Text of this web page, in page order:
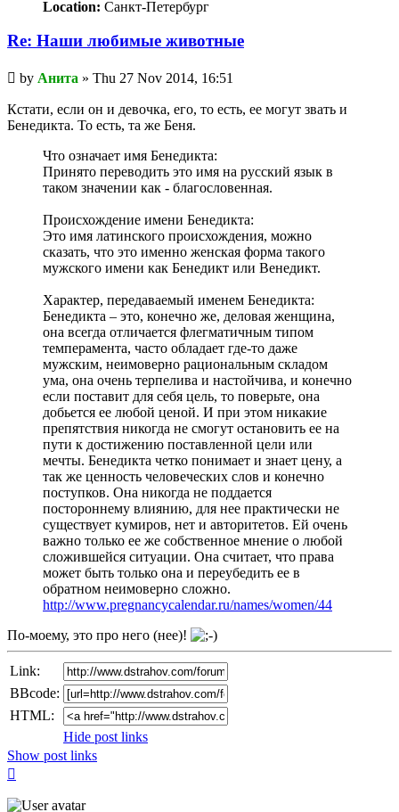
Location: Санкт-Петербург
Re: Наши любимые животные
Unread
post
by Анита » Thu 27 Nov 2014, 16:51
Кстати, если он и девочка, его, то есть, ее могут звать и
Бенедикта. То есть, та же Беня.
Что означает имя Бенедикта:
Принято переводить это имя на русский язык в
таком значении как - благословенная.
Происхождение имени Бенедикта:
Это имя латинского происхождения, можно
сказать, что это именно женская форма такого
мужского имени как Бенедикт или Венедикт.
Характер, передаваемый именем Бенедикта:
Бенедикта – это, конечно же, деловая женщина,
она всегда отличается флегматичным типом
темперамента, часто обладает где-то даже
мужским, неимоверно рациональным складом
ума, она очень терпелива и настойчива, и конечно
если поставит для себя цель, то поверьте, она
добьется ее любой ценой. И при этом никакие
препятствия никогда не смогут остановить ее на
пути к достижению поставленной цели или
мечты. Бенедикта четко понимает и знает цену, а
так же ценность человеческих слов и конечно
поступков. Она никогда не поддается
постороннему влиянию, для нее практически не
существует кумиров, нет и авторитетов. Ей очень
важно только ее же собственное мнение о любой
сложившейся ситуации. Она считает, что права
может быть только она и переубедить ее в
обратном неимоверно сложно.
http://www.pregnancycalendar.ru/names/women/44
По-моему, это про него (нее)!
Link:
BBcode:
HTML:
Hide post links
Show post links